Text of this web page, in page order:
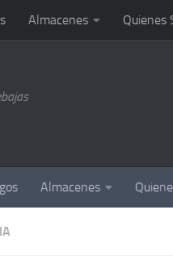
Almacenes Quienes
Almacenes